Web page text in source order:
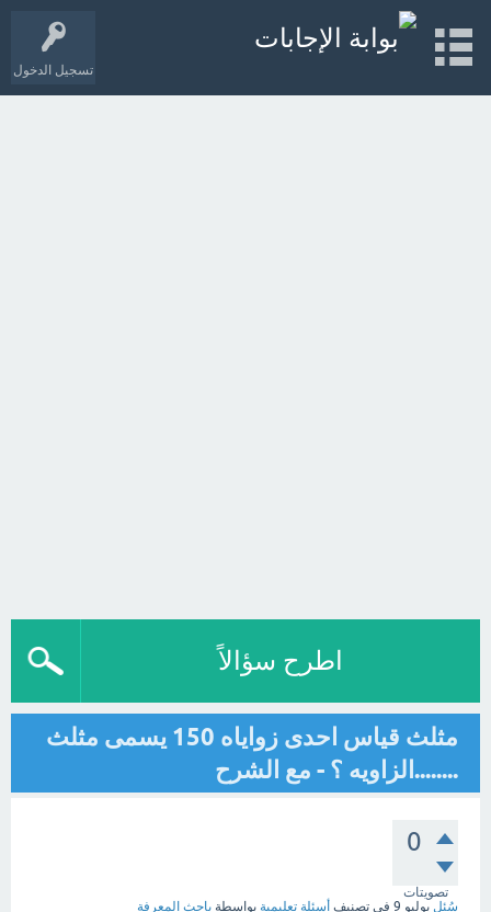
تسجيل الدخول
اطرح سؤالاً
مثلث قياس احدى زواياه 150 يسمى مثلث
........الزاويه ؟ - مع الشرح
0
تصويتات
سُئل يوليو 9 في تصنيف أسئلة تعليمية بواسطة باحث المعرفة